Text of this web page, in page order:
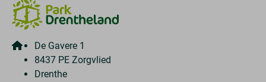
De Gavere 1
8437 PE Zorgvlied
Drenthe